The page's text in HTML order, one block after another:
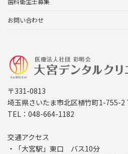
お問い合わせ
〒331-0813
埼玉県さいたま市北区植竹町1-755-2
TEL：048-664-1182
交通アクセス
・「大宮駅」東口 バス10分